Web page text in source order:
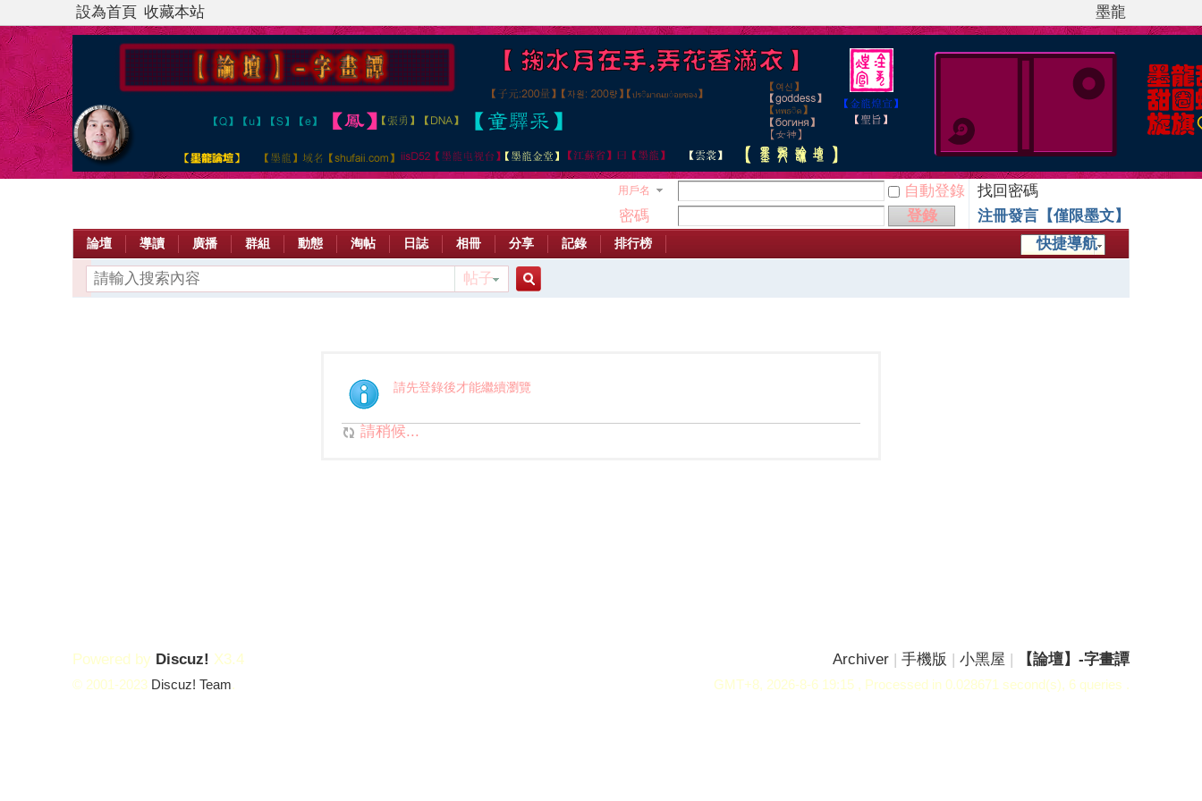
設為首頁 收藏本站 墨龍
用戶名 自動登錄
找回密碼
密碼
登錄
注冊發言【僅限墨文】
快捷導航
論壇 導讀 廣播 群組 動態 淘帖 日誌 相冊 分享 記錄 排行榜
帖子
索
請先登錄後才能繼續瀏覽
請稍候...
Archiver | 手機版 | 小黑屋 | 【論壇】-字畫譚
GMT+8, 2026-8-6 19:15 , Processed in 0.028671 second(s), 6 queries .
Powered by Discuz! X3.4
© 2001-2023 Discuz! Team.